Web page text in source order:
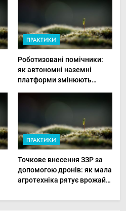
ПРАКТИКИ
Роботизовані помічники:
як автономні наземні
платформи змінюють
ПРАКТИКИ
Точкове внесення ЗЗР за
допомогою дронів: як мала
агротехніка рятує врожай